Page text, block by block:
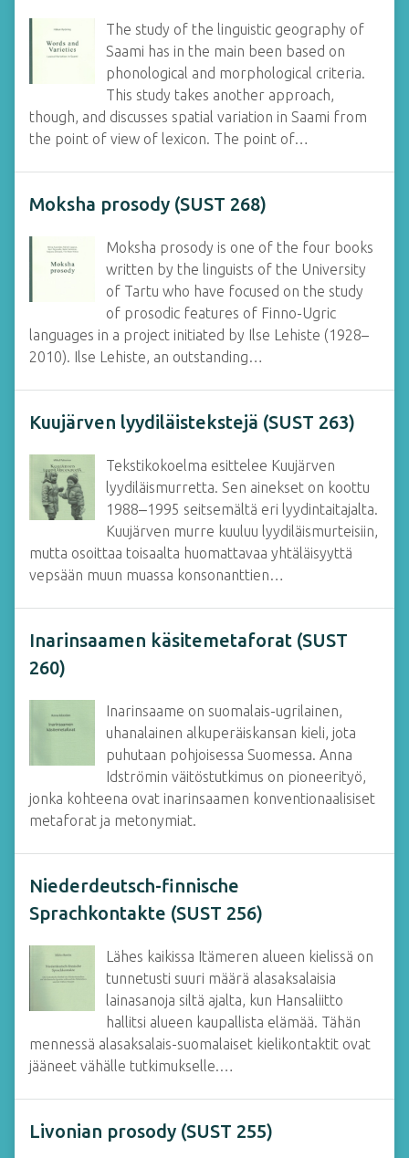
The study of the linguistic geography of
Saami has in the main been based on
phonological and morphological criteria.
This study takes another approach,
though, and discusses spatial variation in Saami from
the point of view of lexicon. The point of…
Moksha prosody (SUST 268)
Moksha prosody is one of the four books
written by the linguists of the University
of Tartu who have focused on the study
of prosodic features of Finno-Ugric
languages in a project initiated by Ilse Lehiste (1928–
2010). Ilse Lehiste, an outstanding…
Kuujärven lyydiläistekstejä (SUST 263)
Tekstikokoelma esittelee Kuujärven
lyydiläismurretta. Sen ainekset on koottu
1988‒1995 seitsemältä eri lyydintaitajalta.
Kuujärven murre kuuluu lyydiläismurteisiin,
mutta osoittaa toisaalta huomattavaa yhtäläisyyttä
vepsään muun muassa konsonanttien…
Inarinsaamen käsitemetaforat (SUST
260)
Inarinsaame on suomalais-ugrilainen,
uhanalainen alkuperäiskansan kieli, jota
puhutaan pohjoisessa Suomessa. Anna
Idströmin väitöstutkimus on pioneerityö,
jonka kohteena ovat inarinsaamen konventionaalisiset
metaforat ja metonymiat.
Niederdeutsch-finnische
Sprachkontakte (SUST 256)
Lähes kaikissa Itämeren alueen kielissä on
tunnetusti suuri määrä alasaksalaisia
lainasanoja siltä ajalta, kun Hansaliitto
hallitsi alueen kaupallista elämää. Tähän
mennessä alasaksalais-suomalaiset kielikontaktit ovat
jääneet vähälle tutkimukselle.…
Livonian prosody (SUST 255)